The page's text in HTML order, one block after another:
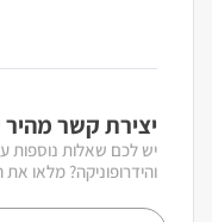
יצירת קשר
יש לכם שאלות נוספות על
והידרופוניקה? מלאו